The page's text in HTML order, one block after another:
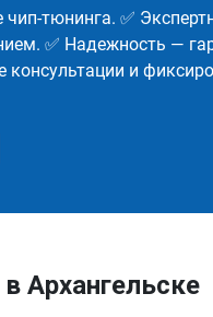
чип-тюнинга. ✅
✅ Надежность —
консультации и
Архангельске